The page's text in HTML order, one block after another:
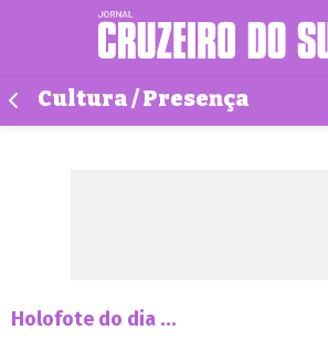
Cultura / Presença
Holofote do dia ...